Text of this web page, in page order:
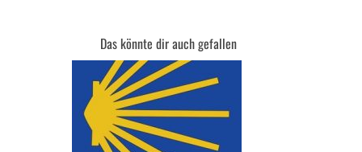
Das könnte dir auch gefallen